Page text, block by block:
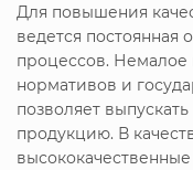
Для повышения
ведется постоянная
процессов.
нормативов и
позволяет
продукцию. В